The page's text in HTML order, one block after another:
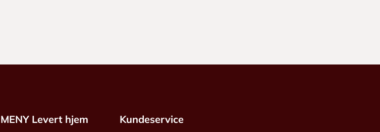
MENY Levert hjem Kundeservice